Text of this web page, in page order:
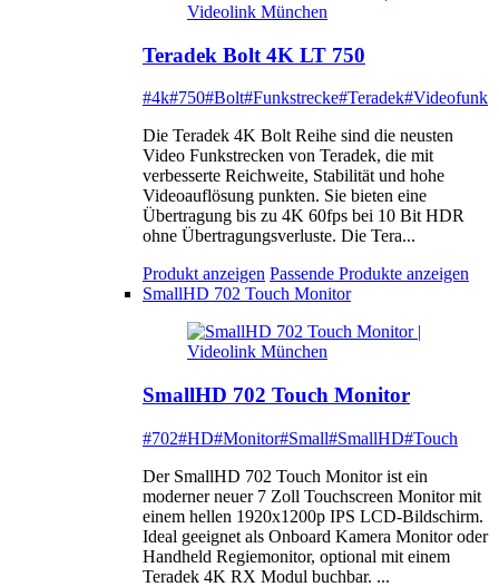
Teradek Bolt 4K LT 750
#4k#750#Bolt#Funkstrecke#Teradek#Videofunk
Die Teradek 4K Bolt Reihe sind die neusten
Video Funkstrecken von Teradek, die mit
verbesserte Reichweite, Stabilität und hohe
Videoauflösung punkten. Sie bieten eine
Übertragung bis zu 4K 60fps bei 10 Bit HDR
ohne Übertragungsverluste. Die Tera...
Produkt anzeigen Passende Produkte anzeigen
SmallHD 702 Touch Monitor
SmallHD 702 Touch Monitor
#702#HD#Monitor#Small#SmallHD#Touch
Der SmallHD 702 Touch Monitor ist ein
moderner neuer 7 Zoll Touchscreen Monitor mit
einem hellen 1920x1200p IPS LCD-Bildschirm.
Ideal geeignet als Onboard Kamera Monitor oder
Handheld Regiemonitor, optional mit einem
Teradek 4K RX Modul buchbar. ...